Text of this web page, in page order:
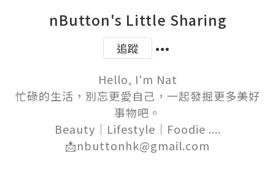
nButton's Little Sharing
追蹤
Hello, I'm Nat
忙碌的生活，別忘更愛自己，一起發掘更多美好
事物吧。
Beauty｜Lifestyle｜Foodie ....
📩nbuttonhk@gmail.com